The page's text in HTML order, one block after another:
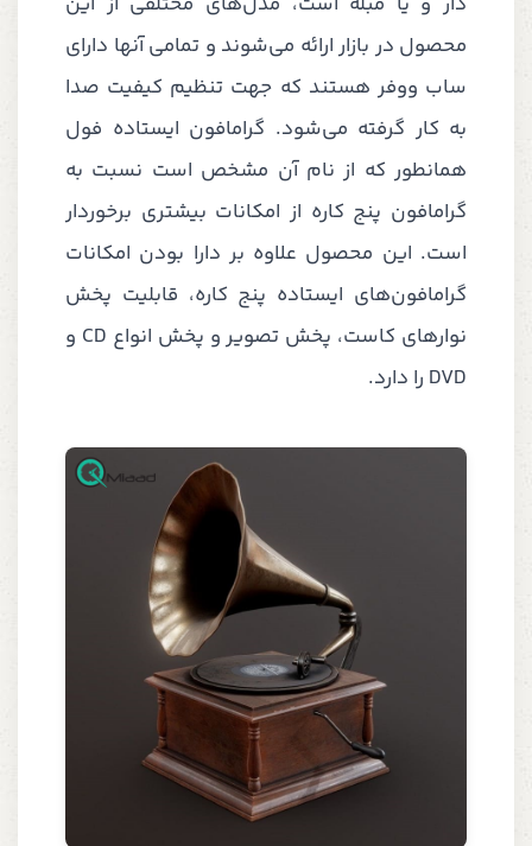
محصول در بازار ارائه می‌شوند و تمامی آنها دارای
ساب ووفر هستند که جهت تنظیم کیفیت صدا
به کار گرفته می‌شود. گرامافون ایستاده فول
همانطور که از نام آن مشخص است نسبت به
گرامافون پنج کاره از امکانات بیشتری برخوردار
است. این محصول علاوه بر دارا بودن امکانات
گرامافون‌های ایستاده پنج کاره، قابلیت پخش
نوارهای کاست، پخش تصویر و پخش انواع CD و
DVD را دارد.